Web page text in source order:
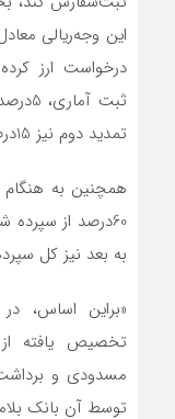
این وجه‌ریالی
درخواست ارز
تمدید دوم نیز 15درصد از سپرده شخص مسدود خواهد شد.
60درصد از
به بعد نیز کل
«براین اساس،
تخصیص یافته
مسدودی و
توسط آن بانک